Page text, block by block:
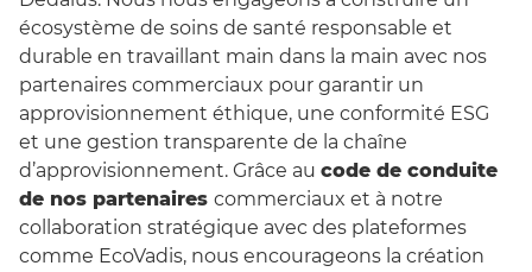
écosystème de soins de santé responsable et
durable en travaillant main dans la main avec nos
partenaires commerciaux pour garantir un
approvisionnement éthique, une conformité ESG
et une gestion transparente de la chaîne
d’approvisionnement. Grâce au code de conduite
de nos partenaires commerciaux et à notre
collaboration stratégique avec des plateformes
comme EcoVadis, nous encourageons la création